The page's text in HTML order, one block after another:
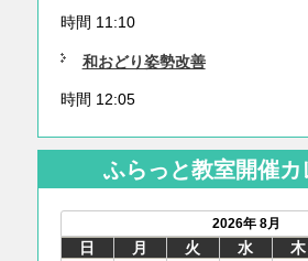
時間 11:10
和おどり姿勢改善
時間 12:05
ふらっと教室開催カ
2026年 8月
日 月 火 水 木